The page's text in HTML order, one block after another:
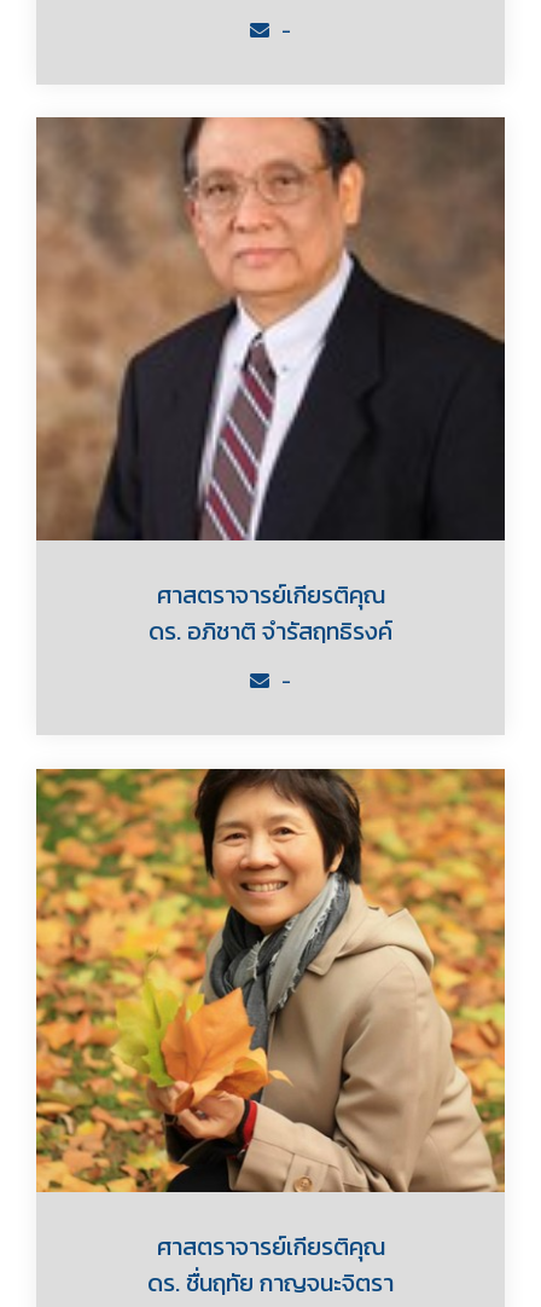
-
ศาสตราจารย์เกียรติคุณ
ดร. อภิชาติ จำรัสฤทธิรงค์
-
ศาสตราจารย์เกียรติคุณ
ดร. ชื่นฤทัย กาญจนะจิตรา